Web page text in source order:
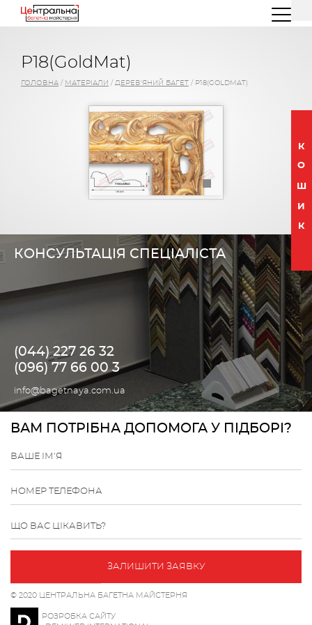
P18(GoldMat)
ГОЛОВНА / МАТЕРІАЛИ / ДЕРЕВ'ЯНИЙ БАГЕТ / P18(GOLDMAT)
К
О
Ш
И
К
КОНСУЛЬТАЦІЯ СПЕЦІАЛІСТА
(044) 227 26 32
(096) 77 66 00 3
info@bagetnaya.com.ua
ВАМ ПОТРІБНА ДОПОМОГА У ПІДБОРІ?
ВАШЕ ІМ'Я
НОМЕР ТЕЛЕФОНА
ЩО ВАС ЦІКАВИТЬ?
ЗАЛИШИТИ ЗАЯВКУ
© 2020 ЦЕНТРАЛЬНА БАГЕТНА МАЙСТЕРНЯ
РОЗРОБКА САЙТУ